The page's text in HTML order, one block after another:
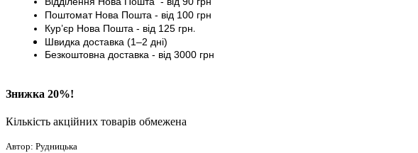
ПоштоматНова Пошта - від 100 грн
Кур’єр Нова Пошта - від 125 грн.
Швидка доставка (1–2 дні)
Безкоштовна доставка - від 3000 грн
Знижка 20%!
Кількість акційних товарів обмежена
Автор: Рудницька